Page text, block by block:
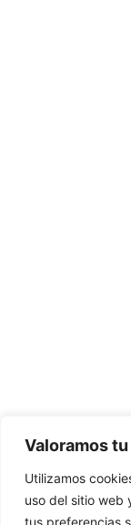
Valoramos
Utilizamos
uso del sitio web
tus preferencias